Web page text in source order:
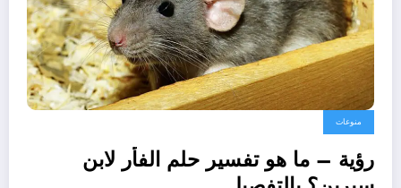
منوعات
رؤية – ما هو تفسير حلم الفأر لابن